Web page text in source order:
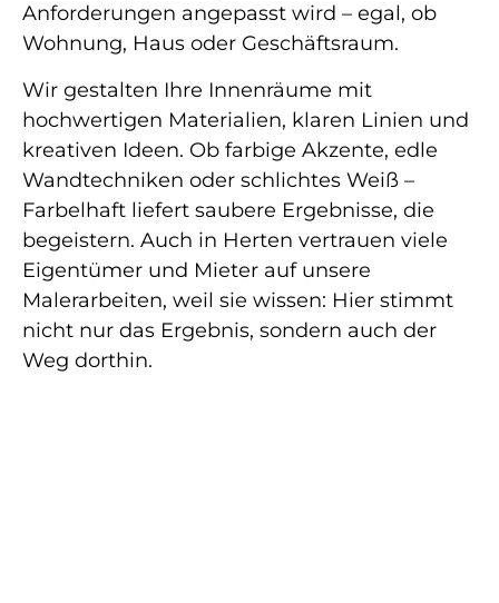
Anforderungen angepasst wird – egal, ob
Wohnung, Haus oder Geschäftsraum.
Wir gestalten Ihre Innenräume mit
hochwertigen Materialien, klaren Linien und
kreativen Ideen. Ob farbige Akzente, edle
Wandtechniken oder schlichtes Weiß –
Farbelhaft liefert saubere Ergebnisse, die
begeistern. Auch in Herten vertrauen viele
Eigentümer und Mieter auf unsere
Malerarbeiten, weil sie wissen: Hier stimmt
nicht nur das Ergebnis, sondern auch der
Weg dorthin.